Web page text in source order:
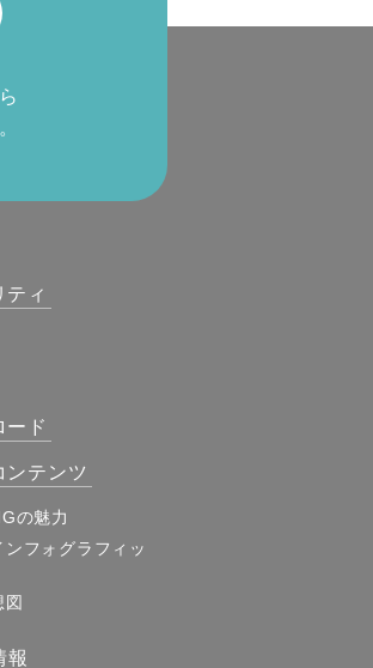
ティ
ード
ンテンツ
の魅力
フォグラフィッ
図
報